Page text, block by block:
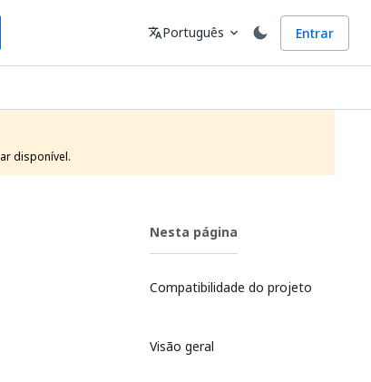
Idioma
translatePortuguês expand_more Entrar
disponível.
Nesta página
Compatibilidade do projeto
Visão geral